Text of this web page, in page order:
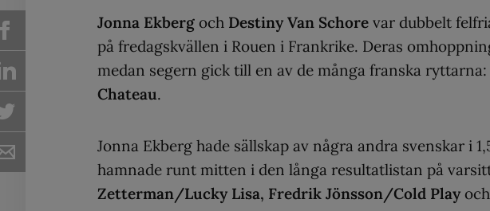
Jonna Ekberg och Destiny Van Schore var dubbelt
på fredagskvällen i Rouen i Frankrike. Deras
medan segern gick till en av de många franska ryttarna:
Chateau.
Jonna Ekberg hade sällskap av några andra svenskar i
hamnade runt mitten i den långa resultatlistan på
Zetterman/Lucky Lisa, Fredrik Jönsson/Cold Play och